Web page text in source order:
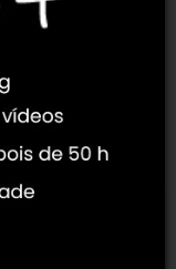
titulares do
e terceira geração
autores
meio e que
DO PILATES